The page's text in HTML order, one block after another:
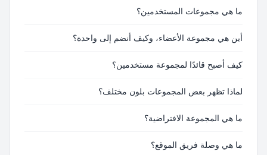
ما هي مجموعات المستخدمين؟
أين هي مجموعة الأعضاء، وكيف أنضم إلى واحدة؟
كيف أصبح قائدًا لمجموعة مستخدمين؟
لماذا تظهر بعض المجموعات بلون مختلف؟
ما هي المجموعة الافتراضية؟
ما هي وصلة فريق الموقع؟